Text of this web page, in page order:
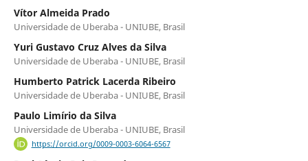
Vítor Almeida Prado
Universidade de Uberaba - UNIUBE, Brasil
Yuri Gustavo Cruz Alves da Silva
Universidade de Uberaba - UNIUBE, Brasil
Humberto Patrick Lacerda Ribeiro
Universidade de Uberaba - UNIUBE, Brasil
Paulo Limírio da Silva
Universidade de Uberaba - UNIUBE, Brasil
https://orcid.org/0009-0003-6064-6567